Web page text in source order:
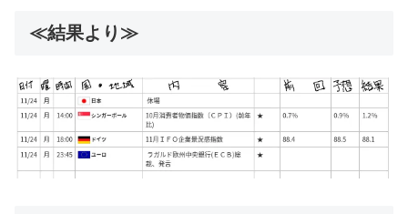
≪結果より≫